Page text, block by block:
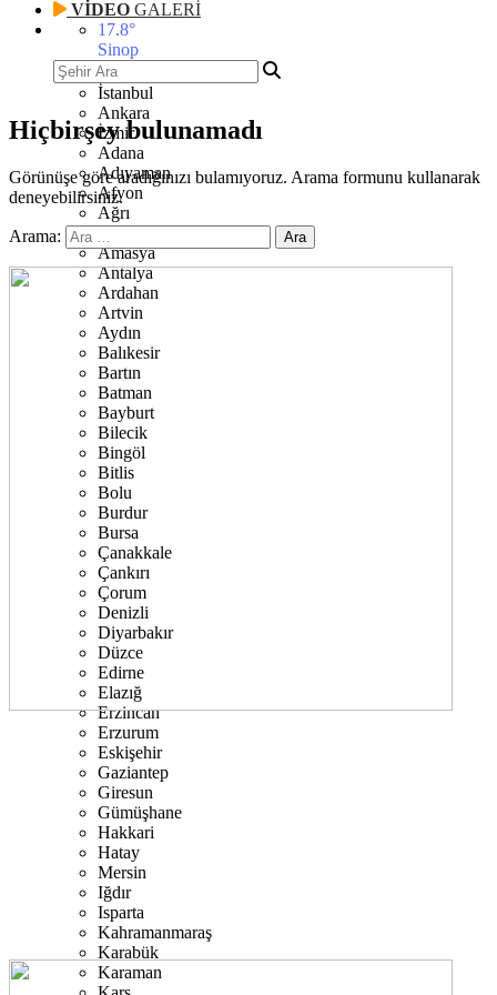
VİDEO GALERİ
17.8°
Sinop
İstanbul
Ankara
İzmir
Adana
Adıyaman
Afyon
Ağrı
Aksaray
Amasya
Antalya
Ardahan
Artvin
Aydın
Balıkesir
Bartın
Batman
Bayburt
Bilecik
Bingöl
Bitlis
Bolu
Burdur
Bursa
Çanakkale
Çankırı
Çorum
Denizli
Diyarbakır
Düzce
Edirne
Elazığ
Erzincan
Erzurum
Eskişehir
Gaziantep
Giresun
Gümüşhane
Hakkari
Hatay
Mersin
Iğdır
Isparta
Kahramanmaraş
Karabük
Karaman
Hiçbirşey bulunamadı
Görünüşe göre aradığınızı bulamıyoruz. Arama formunu kullanarak
deneyebilirsiniz.
Arama: